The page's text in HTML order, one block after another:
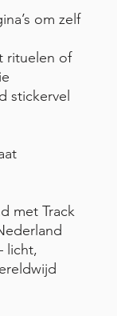
om zelf
rituelen of
stickervel
met Track
licht,